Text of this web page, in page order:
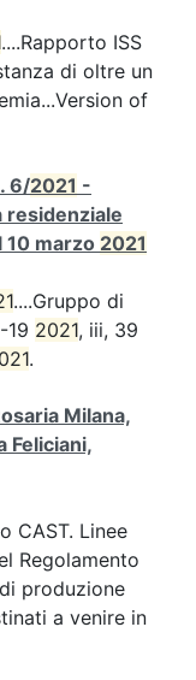
....Rapporto ISS
di oltre un
of
6/2021 -
residenziale
10 marzo 2021
....Gruppo di
19 2021, iii, 39
.
Milana,
Feliciani,
CAST. Linee
Regolamento
produzione
a venire in